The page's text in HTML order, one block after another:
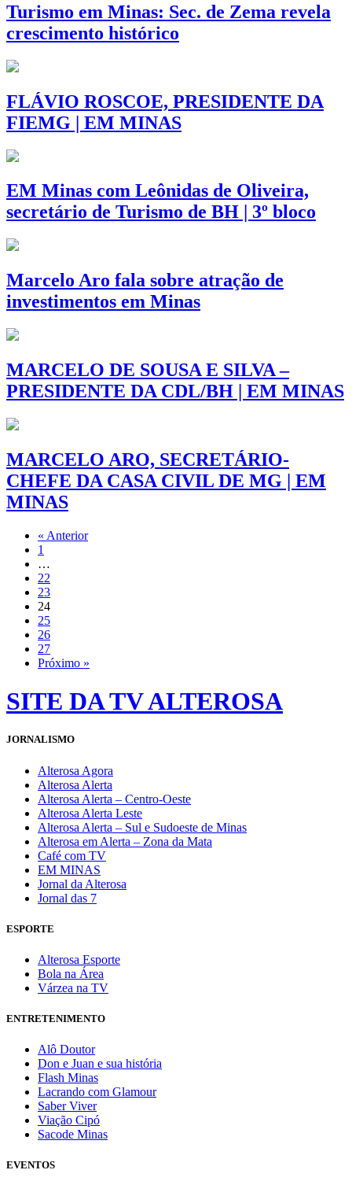
Turismo em Minas: Sec. de Zema revela
crescimento histórico
FLÁVIO ROSCOE, PRESIDENTE DA
FIEMG | EM MINAS
EM Minas com Leônidas de Oliveira,
secretário de Turismo de BH | 3º bloco
Marcelo Aro fala sobre atração de
investimentos em Minas
MARCELO DE SOUSA E SILVA –
PRESIDENTE DA CDL/BH | EM MINAS
MARCELO ARO, SECRETÁRIO-
CHEFE DA CASA CIVIL DE MG | EM
MINAS
« Anterior
1
…
22
23
24
25
26
27
Próximo »
SITE DA TV ALTEROSA
JORNALISMO
Alterosa Agora
Alterosa Alerta
Alterosa Alerta – Centro-Oeste
Alterosa Alerta Leste
Alterosa Alerta – Sul e Sudoeste de Minas
Alterosa em Alerta – Zona da Mata
Café com TV
EM MINAS
Jornal da Alterosa
Jornal das 7
ESPORTE
Alterosa Esporte
Bola na Área
Várzea na TV
ENTRETENIMENTO
Alô Doutor
Don e Juan e sua história
Flash Minas
Lacrando com Glamour
Saber Viver
Viação Cipó
Sacode Minas
EVENTOS